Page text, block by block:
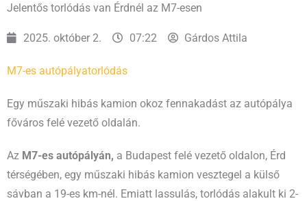
Jelentős torlódás van Érdnél az M7-esen
2025. október 2. 07:22 Gárdos Attila
M7-es autópályatorlódás
Egy műszaki hibás kamion okoz fennakadást az autópálya
főváros felé vezető oldalán.
Az M7-es autópályán, a Budapest felé vezető oldalon, Érd
térségében, egy műszaki hibás kamion vesztegel a külső
sávban a 19-es km-nél. Emiatt lassulás, torlódás alakult ki 2-